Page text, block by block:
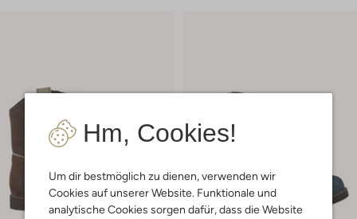
Hm, Cookies!
Um dir bestmöglich zu dienen, verwenden wir
Cookies auf unserer Website. Funktionale und
analytische Cookies sorgen dafür, dass die Website